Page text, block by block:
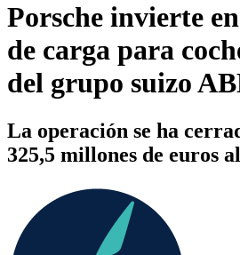
Porsche invierte
de carga para
del grupo suizo
La operación se ha
325,5 millones de euros